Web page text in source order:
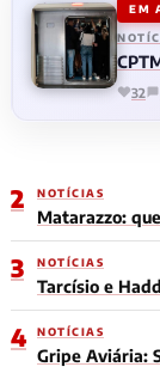
EM
32
2 NOTÍCIAS
Matarazzo:
3 NOTÍCIAS
Tarcísio e
4 NOTÍCIAS
Gripe Aviária: